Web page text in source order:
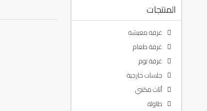
المنتجات
غرفة معيشة
غرفة طعام
غرفة نوم
جلسات خارجية
أثاث مكتبي
طاولة